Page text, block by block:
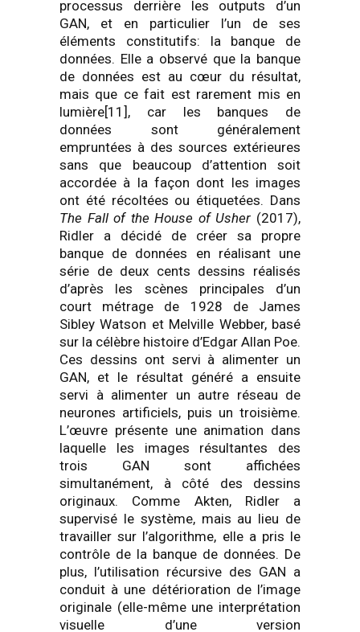
processus derrière les outputs d’un
GAN, et en particulier l’un de ses
éléments constitutifs: la banque de
données. Elle a observé que la banque
de données est au cœur du résultat,
mais que ce fait est rarement mis en
lumière[11], car les banques de
données sont généralement
empruntées à des sources extérieures
sans que beaucoup d’attention soit
accordée à la façon dont les images
ont été récoltées ou étiquetées. Dans
The Fall of the House of Usher (2017),
Ridler a décidé de créer sa propre
banque de données en réalisant une
série de deux cents dessins réalisés
d’après les scènes principales d’un
court métrage de 1928 de James
Sibley Watson et Melville Webber, basé
sur la célèbre histoire d’Edgar Allan Poe.
Ces dessins ont servi à alimenter un
GAN, et le résultat généré a ensuite
servi à alimenter un autre réseau de
neurones artificiels, puis un troisième.
L’œuvre présente une animation dans
laquelle les images résultantes des
trois GAN sont affichées
simultanément, à côté des dessins
originaux. Comme Akten, Ridler a
supervisé le système, mais au lieu de
travailler sur l’algorithme, elle a pris le
contrôle de la banque de données. De
plus, l’utilisation récursive des GAN a
conduit à une détérioration de l’image
originale (elle-même une interprétation
visuelle d’une version